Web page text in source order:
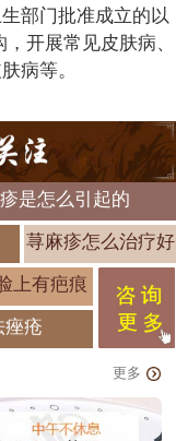
部门批准成立的以
开展常见皮肤病、
病等。
是怎么引起的
荨麻疹怎么治疗好
上有疤痕
痤疮
更多